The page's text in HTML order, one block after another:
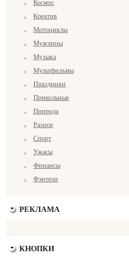
Космос
Креатив
Мотоциклы
Мужчины
Музыка
Мультфильмы
Праздники
Прикольные
Природа
Разное
Спорт
Ужасы
Финансы
Фэнтези
РЕКЛАМА
КНОПКИ